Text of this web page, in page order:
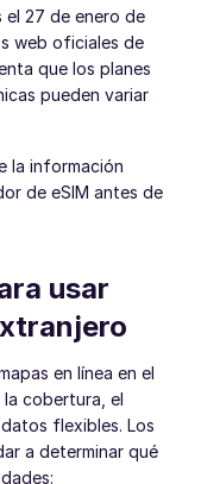
27 de enero de
web oficiales de
que los planes
pueden variar
la información
de eSIM antes de
usar
en línea en el
cobertura, el
flexibles. Los
a determinar qué